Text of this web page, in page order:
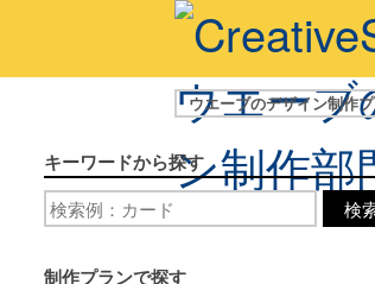
ウエーブのデザイン制作
キーワードから探す
検
制作プランで探す